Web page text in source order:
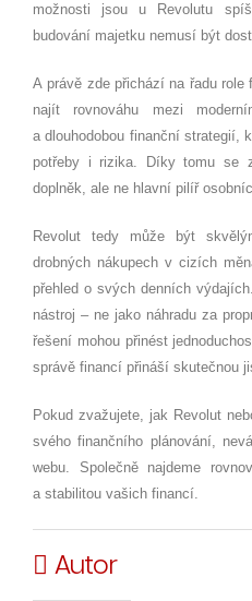
možnosti jsou u Revolutu
budování majetku nemusí být
A právě zde přichází na řadu role
najít rovnováhu mezi
a dlouhodobou finanční strategií,
potřeby i rizika. Díky tomu se
doplněk, ale ne hlavní pilíř
Revolut tedy může být
drobných nákupech v cizích
přehled o svých denních
nástroj – ne jako náhradu za
řešení mohou přinést
správě financí přináší skutečnou
Pokud zvažujete, jak Revolut
svého finančního plánování,
webu. Společně najdeme
a stabilitou vašich financí.
Autor